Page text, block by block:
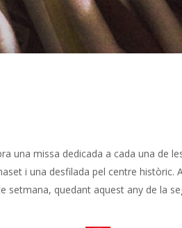
una missa dedicada a cada una de
i una desfilada pel centre històric.
setmana, quedant aquest any de la